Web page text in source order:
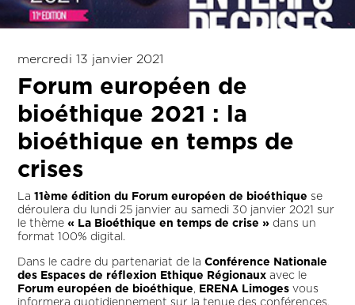
mercredi 13 janvier 2021
Forum européen de
bioéthique 2021 : la
bioéthique en temps de
crises
La11ème édition du Forum européen de bioéthique se
déroulera du lundi 25 janvier au samedi 30 janvier 2021 sur
le thème « La Bioéthique en temps de crise » dans un
format 100% digital.
Dans le cadre du partenariat de la Conférence Nationale
des Espaces de réflexion Ethique Régionaux avec le
Forum européen de bioéthique, ERENA Limoges vous
informera quotidiennement sur la tenue des conférences,